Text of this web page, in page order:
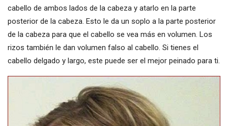
cabello de ambos lados de la cabeza y atarlo en la parte
posterior de la cabeza. Esto le da un soplo a la parte posterior
de la cabeza para que el cabello se vea más en volumen. Los
rizos también le dan volumen falso al cabello. Si tienes el
cabello delgado y largo, este puede ser el mejor peinado para ti.